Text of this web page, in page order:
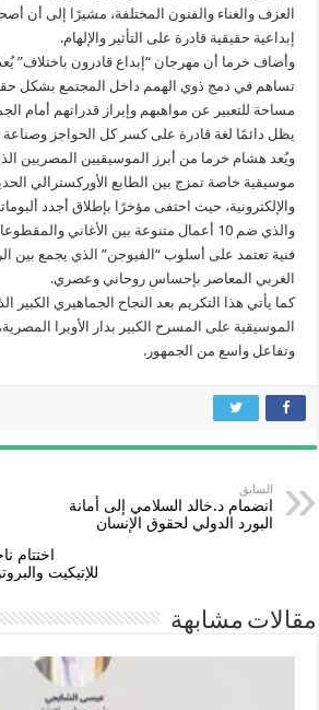
العزف والغناء والفنون المختلفة، مشيرًا إلى أن
إبداعية حقيقية قادرة على التأثير والإلهام.
وأضاف خرما أن مهرجان “إبداع قادرون باختلاف”
تساهم في دمج ذوي الهمم داخل المجتمع بشكل
مساحة للتعبير عن مواهبهم وإبراز قدراتهم أمام
يظل دائمًا لغة قادرة على كسر كل الحواجز وصناعة
ويُعد هشام خرما من أبرز الموسيقيين المصريين
موسيقية خاصة تمزج بين الطابع الأوركسترالي
والإلكترونية، حيث احتفى مؤخرًا بإطلاق أجدد
والذي ضم 10 أعمال متنوعة بين الأغاني
فنية تعتمد على أسلوب “الفيوجن” الذي يجمع بين
الغربي المعاصر بإحساس روحاني وعصري.
كما يأتي هذا التكريم بعد النجاح الجماهيري الكبير
الموسيقية على المسرح الكبير بدار الأوبرا
وتفاعل واسع من الجمهور.
السابق
انضمام د.خالد السلامي إلى أمانة
البورد الدولي لحقوق الإنسان
اختتام
للإتيكيت والبروتوكول
مقالات مشابهة